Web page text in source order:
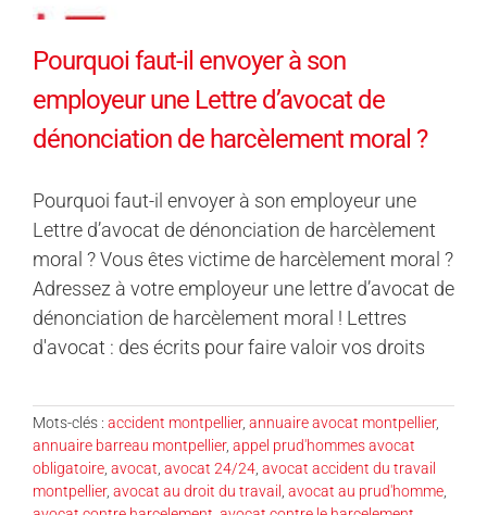
Pourquoi faut-il envoyer à son
employeur une Lettre d’avocat de
dénonciation de harcèlement moral ?
Pourquoi faut-il envoyer à son employeur une
Lettre d’avocat de dénonciation de harcèlement
moral ? Vous êtes victime de harcèlement moral ?
Adressez à votre employeur une lettre d’avocat de
dénonciation de harcèlement moral ! Lettres
d'avocat : des écrits pour faire valoir vos droits
Mots-clés : accident montpellier, annuaire avocat montpellier,
annuaire barreau montpellier, appel prud'hommes avocat
obligatoire, avocat, avocat 24/24, avocat accident du travail
montpellier, avocat au droit du travail , avocat au prud'homme,